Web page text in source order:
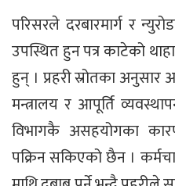
परिसरले दरबारमार्ग र
उपस्थित हुन पत्र काटेको
हुन् । प्रहरी स्रोतका अनुसार
मन्त्रालय र आपूर्ति
विभागकै असहयोगका
पक्रिन सकिएको छैन ।